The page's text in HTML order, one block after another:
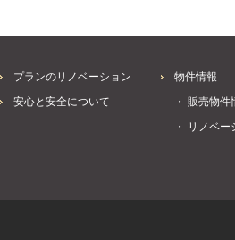
プランのリノベーション
安心と安全について
物件情報
・ 販売物件
・ リノベ